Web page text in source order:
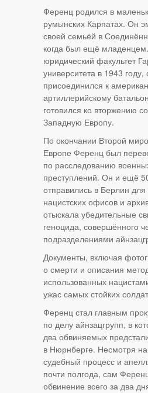
Ференц родился в
румынских Карпатах. Он
своей семьёй в
когда был ещё
юридический факультет
университета в 1943 году,
присоединился к
артиллерийскому
готовился ко вторжению
Западную Европу.
По окончании Второй
Европе Ференц был
по расследованию
преступлений. Он и ещё
отправились в Берлин для
нацистских офисов и
отыскала убедительные
геноцида, совершённого
подразделениями
Документы, включая
о смерти и описания
использованных
ужас самых стойких
Ференц стал главным
по делу айнзацгрупп, в
два обвиняемых
в Нюрнберге. Несмотря на
судебный процесс и
почти полгода, сам
обвинение всего за два